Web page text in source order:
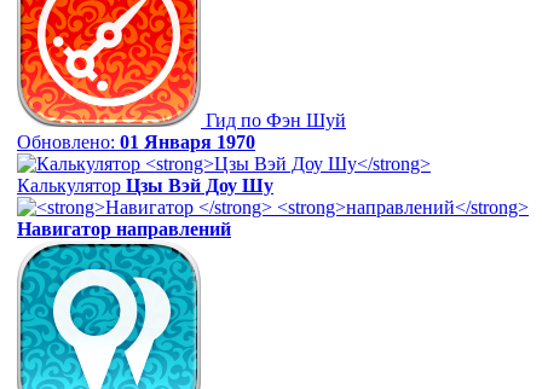
Гид по Фэн Шуй
Обновлено: 01 Января 1970
Калькулятор Цзы Вэй Доу Шу
Навигатор направлений